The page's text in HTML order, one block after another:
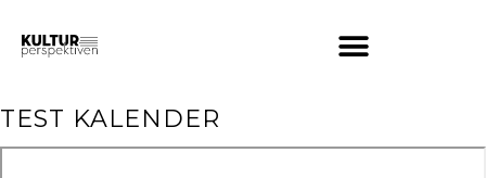
TEST KALENDER